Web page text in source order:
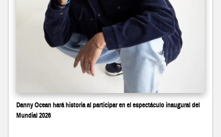
Danny Ocean hará historia al participar en el espectáculo inaugural del
Mundial 2026